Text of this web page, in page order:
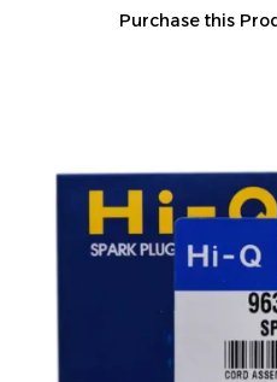
Purchase this